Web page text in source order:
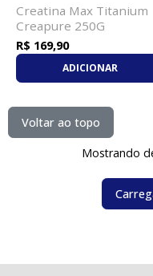
Creatina Max Titanium
Creapure 250G
R$ 169,90
ADICIONAR
Voltar ao topo
Mostrando